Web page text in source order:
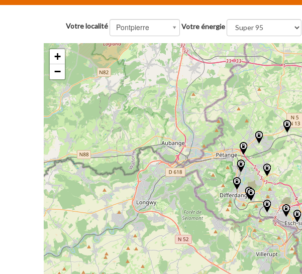
Votre localité Pontpierre Votre énergie
+
−